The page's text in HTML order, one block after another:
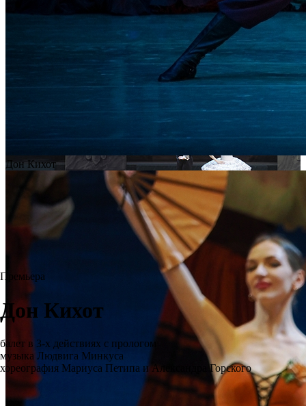
Дон Кихот
Премьера
Дон Кихот
балет в 3-х действиях с прологом
музыка Людвига Минкуса
хореография Мариуса Петипа и Александра Горского